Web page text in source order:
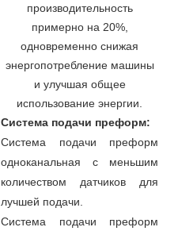
производительность
примерно на 20%,
одновременно снижая
энергопотребление машины
и улучшая общее
использование энергии.
Система подачи преформ:
Система подачи преформ
одноканальная с меньшим
количеством датчиков для
лучшей подачи.
Система подачи преформ